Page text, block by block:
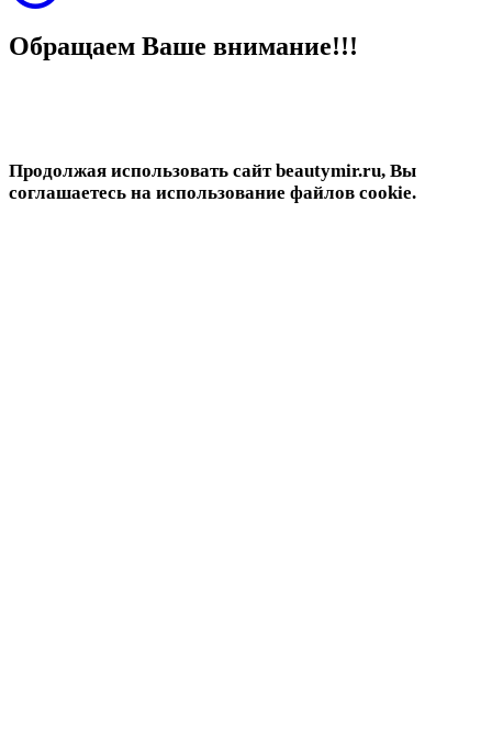
Обращаем Ваше внимание!!!
Продолжая использовать сайт beautymir.ru, Вы
соглашаетесь на использование файлов cookie.